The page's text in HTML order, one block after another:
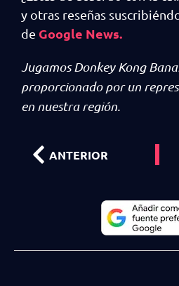
y otras reseñas
de Google News.
Jugamos Donkey Kong
proporcionado por un
en nuestra región.
ANTERIOR